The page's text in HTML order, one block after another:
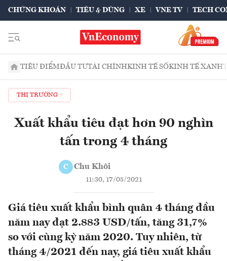
CHỨNG KHOÁN TIÊU & DÙNG XE VNE TV TECH
TIÊU ĐIỂMĐẦU TƯTÀI CHÍNHKINH TẾ SỐKINH TẾ XANH
THỊ TRƯỜNG
Xuất khẩu tiêu đạt hơn 90 nghìn
tấn trong 4 tháng
C Chu Khôi
11:30, 17/05/2021
Giá tiêu xuất khẩu bình quân 4 tháng đầu
năm nay đạt 2.883 USD/tấn, tăng 31,7%
so với cùng kỳ năm 2020. Tuy nhiên, từ
tháng 4/2021 đến nay, giá tiêu xuất khẩu